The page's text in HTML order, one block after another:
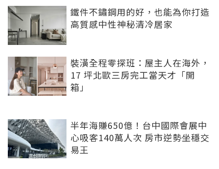
鐵件不鏽鋼用的好，也能為你打造
高質感中性神秘清冷居家
裝潢全程零探班：屋主人在海外，
17 坪北歐三房完工當天才「開
箱」
半年海賺650億！台中國際會展中
心吸客140萬人次 房市逆勢坐穩交
易王